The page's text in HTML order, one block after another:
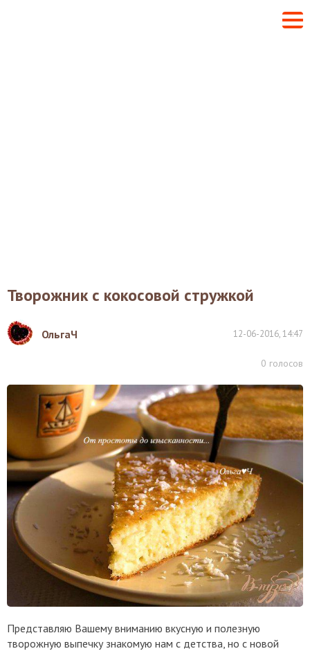
Творожник с кокосовой стружкой
ОльгаЧ 12-06-2016, 14:47
0 голосов
Представляю Вашему вниманию вкусную и полезную
творожную выпечку знакомую нам с детства, но с новой